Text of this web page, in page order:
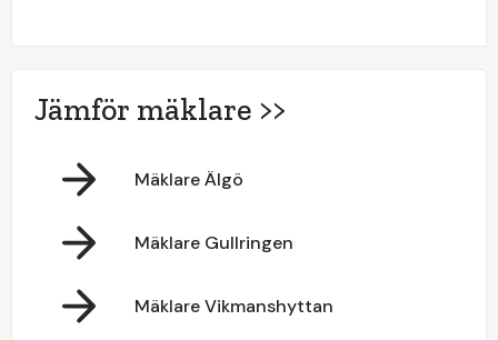
Jämför mäklare >>
Mäklare Älgö
Mäklare Gullringen
Mäklare Vikmanshyttan